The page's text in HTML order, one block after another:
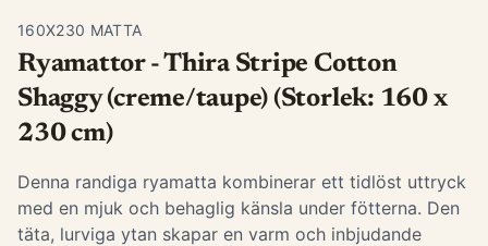
160X230 MATTA
Ryamattor - Thira Stripe Cotton
Shaggy (creme/taupe) (Storlek: 160 x
230 cm)
Denna randiga ryamatta kombinerar ett tidlöst uttryck
med en mjuk och behaglig känsla under fötterna. Den
täta, lurviga ytan skapar en varm och inbjudande